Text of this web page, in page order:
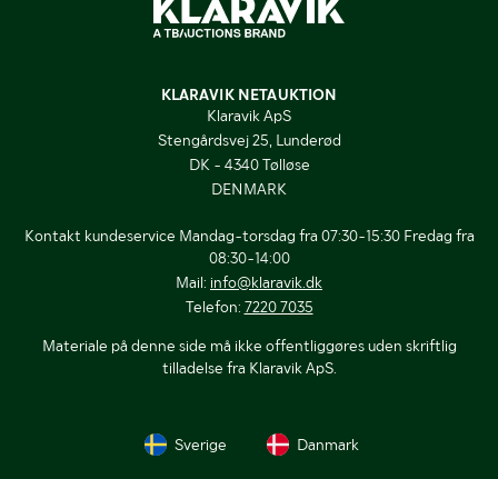
KLARAVIK NETAUKTION
Klaravik ApS
Stengårdsvej 25, Lunderød
DK - 4340 Tølløse
DENMARK
Kontakt kundeservice Mandag-torsdag fra 07:30-15:30 Fredag fra
08:30-14:00
Mail: info@klaravik.dk
Telefon: 7220 7035
Materiale på denne side må ikke offentliggøres uden skriftlig
tilladelse fra Klaravik ApS.
Sverige Danmark